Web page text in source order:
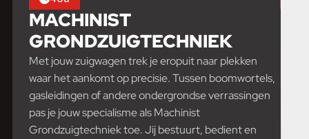
MACHINIST
GRONDZUIGTECHNIEK
Met jouw zuigwagen trek je eropuit naar plekken
waar het aankomt op precisie. Tussen boomwortels,
gasleidingen of andere ondergrondse verrassingen
pas je jouw specialisme als Machinist
Grondzuigtechniek toe. Jij bestuurt, bedient en